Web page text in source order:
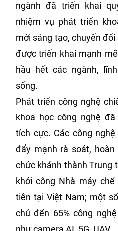
ngành đã triển khai
nhiệm vụ phát triển
mới sáng tạo, chuyển
được triển khai mạnh
hầu hết các ngành,
sống.
Phát triển công nghệ
khoa học công nghệ
tích cực. Các công
đẩy mạnh rà soát,
chức khánh thành Trung
khởi công Nhà máy
tiên tại Việt Nam; một
chủ đến 65% công
như camera AI, 5G, UAV.